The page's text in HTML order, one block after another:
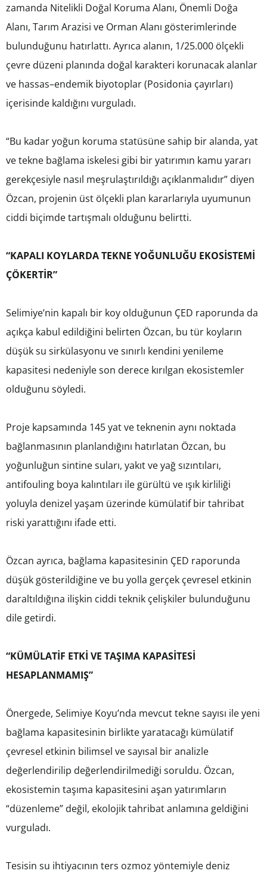
zamanda Nitelikli Doğal Koruma Alanı, Önemli Doğa
Alanı, Tarım Arazisi ve Orman Alanı gösterimlerinde
bulunduğunu hatırlattı. Ayrıca alanın, 1/25.000 ölçekli
çevre düzeni planında doğal karakteri korunacak alanlar
ve hassas–endemik biyotoplar (Posidonia çayırları)
içerisinde kaldığını vurguladı.
“Bu kadar yoğun koruma statüsüne sahip bir alanda, yat
ve tekne bağlama iskelesi gibi bir yatırımın kamu yararı
gerekçesiyle nasıl meşrulaştırıldığı açıklanmalıdır” diyen
Özcan, projenin üst ölçekli plan kararlarıyla uyumunun
ciddi biçimde tartışmalı olduğunu belirtti.
“KAPALI KOYLARDA TEKNE YOĞUNLUĞU EKOSİSTEMİ
ÇÖKERTİR”
Selimiye’nin kapalı bir koy olduğunun ÇED raporunda da
açıkça kabul edildiğini belirten Özcan, bu tür koyların
düşük su sirkülasyonu ve sınırlı kendini yenileme
kapasitesi nedeniyle son derece kırılgan ekosistemler
olduğunu söyledi.
Proje kapsamında 145 yat ve teknenin aynı noktada
bağlanmasının planlandığını hatırlatan Özcan, bu
yoğunluğun sintine suları, yakıt ve yağ sızıntıları,
antifouling boya kalıntıları ile gürültü ve ışık kirliliği
yoluyla denizel yaşam üzerinde kümülatif bir tahribat
riski yarattığını ifade etti.
Özcan ayrıca, bağlama kapasitesinin ÇED raporunda
düşük gösterildiğine ve bu yolla gerçek çevresel etkinin
daraltıldığına ilişkin ciddi teknik çelişkiler bulunduğunu
dile getirdi.
“KÜMÜLATİF ETKİ VE TAŞIMA KAPASİTESİ
HESAPLANMAMIŞ”
Önergede, Selimiye Koyu’nda mevcut tekne sayısı ile yeni
bağlama kapasitesinin birlikte yaratacağı kümülatif
çevresel etkinin bilimsel ve sayısal bir analizle
değerlendirilip değerlendirilmediği soruldu. Özcan,
ekosistemin taşıma kapasitesini aşan yatırımların
“düzenleme” değil, ekolojik tahribat anlamına geldiğini
vurguladı.
Tesisin su ihtiyacının ters ozmoz yöntemiyle deniz